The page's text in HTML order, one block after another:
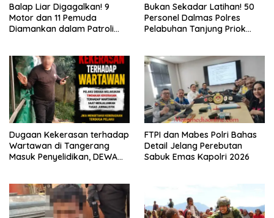
Balap Liar Digagalkan! 9
Motor dan 11 Pemuda
Diamankan dalam Patroli
Bukan Sekadar Latihan! 50
Personel Dalmas Polres
Pelabuhan Tanjung Priok
Dugaan Kekerasan terhadap
Wartawan di Tangerang
Masuk Penyelidikan, DEWA
FTPI dan Mabes Polri Bahas
Detail Jelang Perebutan
Sabuk Emas Kapolri 2026